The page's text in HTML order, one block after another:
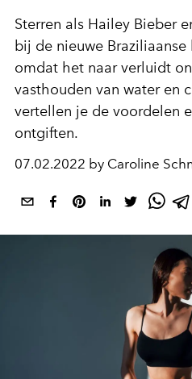
Sterren als Hailey Bieber
bij de nieuwe
omdat het naar verluidt
vasthouden van water en
vertellen je de voordelen
ontgiften.
07.02.2022 by Caroline